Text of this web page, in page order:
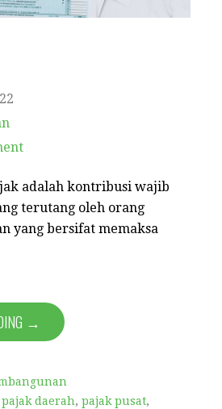
adalah kontribusi wajib
terutang oleh orang
yang bersifat memaksa
→
pajak daerah, pajak pusat,